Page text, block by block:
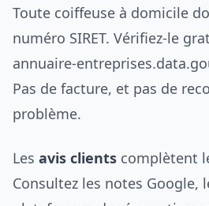
Toute coiffeuse à domicile
numéro SIRET. Vérifiez-le
annuaire-
Pas de facture, et pas de
problème.
Les avis clients complètent
Consultez les notes Google,